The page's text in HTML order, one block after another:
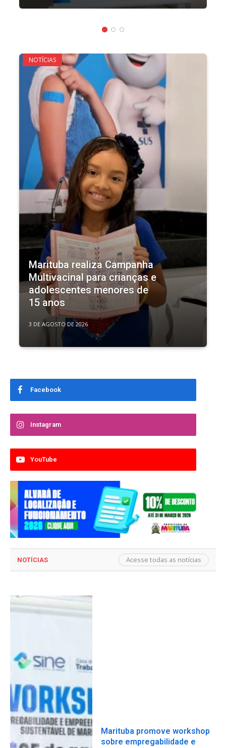
NOTÍCIAS
Marituba realiza Campanha
Multivacinal para crianças e
adolescentes menores de
15 anos
3 DE AGOSTO DE 2026
Facebook
Instagram
YouTube
NOTÍCIAS Acesse todas as notícias
Marituba promove workshop
sobre empregabilidade e